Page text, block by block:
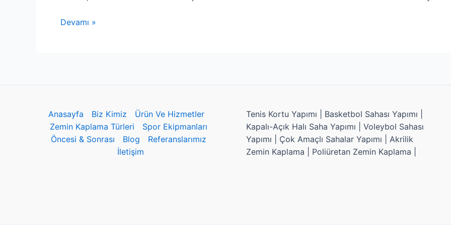
Devamı »
Anasayfa Biz Kimiz
Ürün Ve Hizmetler
Zemin Kaplama Türleri
Spor Ekipmanları
Öncesi & Sonrası
Blog
Referanslarımız
İletişim
Tenis Kortu Yapımı | Basketbol Sahası Yapımı |
Kapalı-Açık Halı Saha Yapımı | Voleybol Sahası
Yapımı | Çok Amaçlı Sahalar Yapımı | Akrilik
Zemin Kaplama | Poliüretan Zemin Kaplama |